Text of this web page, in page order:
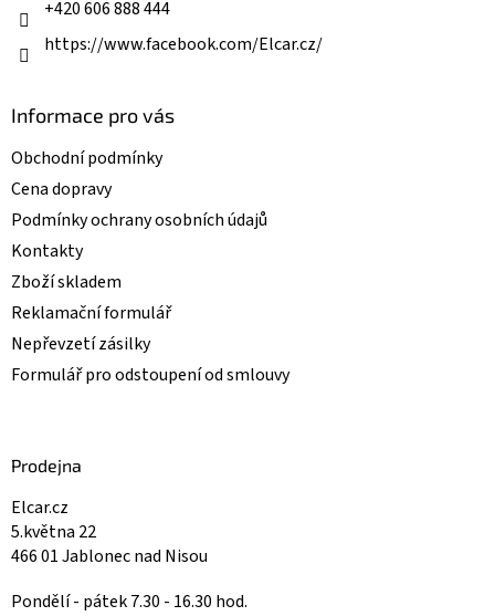
+420 606 888 444
https://www.facebook.com/Elcar.cz/
Informace pro vás
Obchodní podmínky
Cena dopravy
Podmínky ochrany osobních údajů
Kontakty
Zboží skladem
Reklamační formulář
Nepřevzetí zásilky
Formulář pro odstoupení od smlouvy
Prodejna
Elcar.cz
5.května 22
466 01 Jablonec nad Nisou
Pondělí - pátek 7.30 - 16.30 hod.